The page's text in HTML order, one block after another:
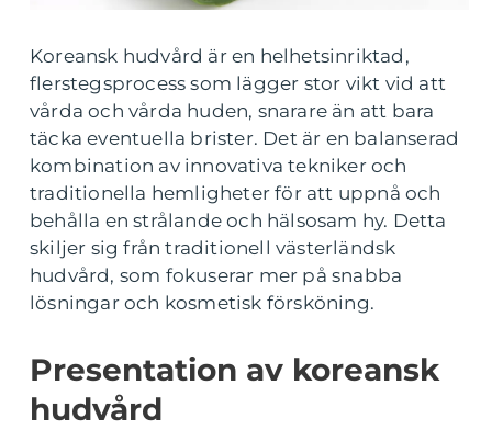
Koreansk hudvård är en helhetsinriktad,
flerstegsprocess som lägger stor vikt vid att
vårda och vårda huden, snarare än att bara
täcka eventuella brister. Det är en balanserad
kombination av innovativa tekniker och
traditionella hemligheter för att uppnå och
behålla en strålande och hälsosam hy. Detta
skiljer sig från traditionell västerländsk
hudvård, som fokuserar mer på snabba
lösningar och kosmetisk försköning.
Presentation av koreansk
hudvård